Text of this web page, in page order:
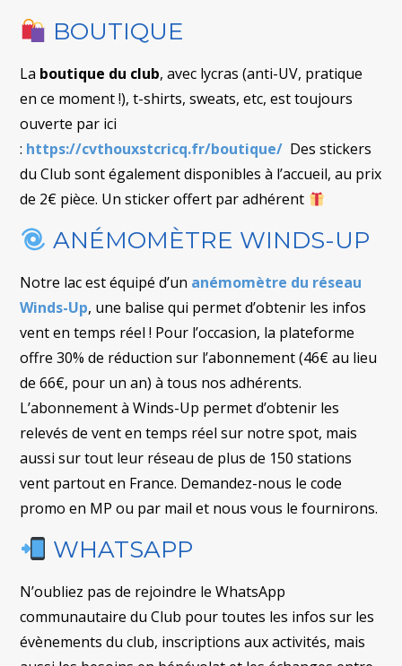
BOUTIQUE
La boutique du club, avec lycras (anti-UV, pratique
en ce moment !), t-shirts, sweats, etc, est toujours
ouverte par ici
: https://cvthouxstcricq.fr/boutique/ Des stickers
du Club sont également disponibles à l’accueil, au prix
de 2€ pièce. Un sticker offert par adhérent
ANÉMOMÈTRE WINDS-UP
Notre lac est équipé d’un anémomètre du réseau
Winds-Up, une balise qui permet d’obtenir les infos
vent en temps réel ! Pour l’occasion, la plateforme
offre 30% de réduction sur l’abonnement (46€ au lieu
de 66€, pour un an) à tous nos adhérents.
L’abonnement à Winds-Up permet d’obtenir les
relevés de vent en temps réel sur notre spot, mais
aussi sur tout leur réseau de plus de 150 stations
vent partout en France. Demandez-nous le code
promo en MP ou par mail et nous vous le fournirons.
WHATSAPP
N’oubliez pas de rejoindre le WhatsApp
communautaire du Club pour toutes les infos sur les
évènements du club, inscriptions aux activités, mais